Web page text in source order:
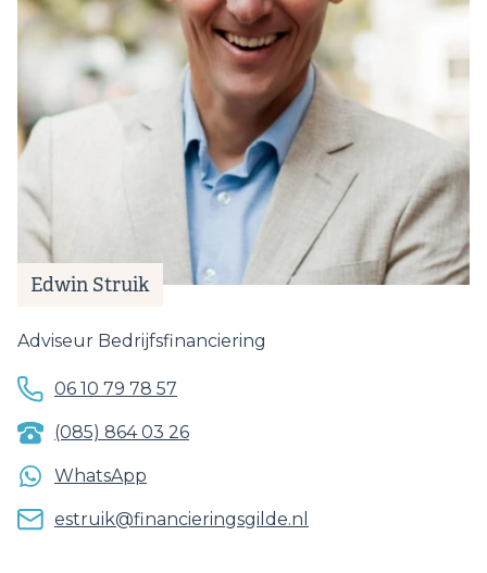
Edwin Struik
Adviseur Bedrijfsfinanciering
06 10 79 78 57
(085) 864 03 26
WhatsApp
estruik@financieringsgilde.nl